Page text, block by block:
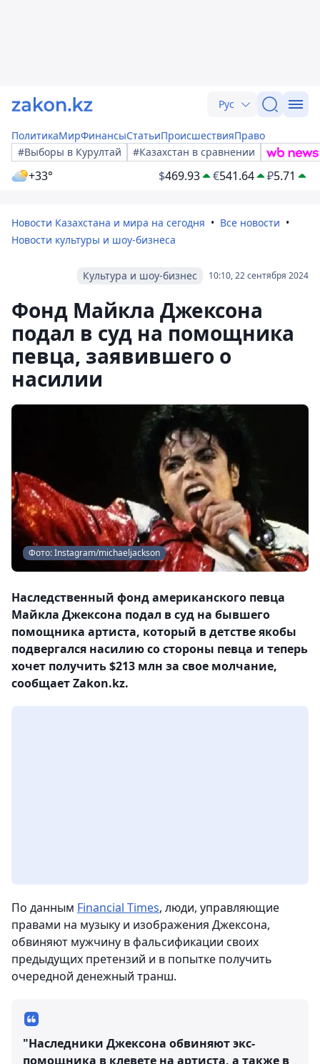
Рус
ПолитикаМирФинансыСтатьиПроисшествияПраво
#Выборы в Курултай
#Казахстан в сравнении
+33° $469.93 €541.64 ₽5.71
Новости Казахстана и мира на сегодня
Все новости
Новости культуры и шоу-бизнеса
10:10, 22 сентября 2024
Культура и шоу-бизнес
Фонд Майкла Джексона
подал в суд на помощника
певца, заявившего о
насилии
Фото: Instagram/michaeljackson
Наследственный фонд американского певца
Майкла Джексона подал в суд на бывшего
помощника артиста, который в детстве якобы
подвергался насилию со стороны певца и теперь
хочет получить $213 млн за свое молчание,
сообщает Zakon.kz.
По данным Financial Times, люди, управляющие
правами на музыку и изображения Джексона,
обвиняют мужчину в фальсификации своих
предыдущих претензий и в попытке получить
очередной денежный транш.
"Наследники Джексона обвиняют экс-
помощника в клевете на артиста, а также в